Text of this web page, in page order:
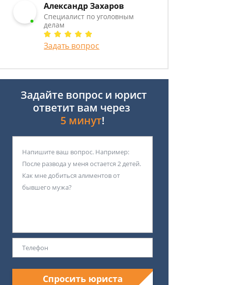
Александр Захаров
Специалист по уголовным
делам
Задать вопрос
Задайте вопрос и юрист
ответит вам через
5 минут!
Спросить юриста